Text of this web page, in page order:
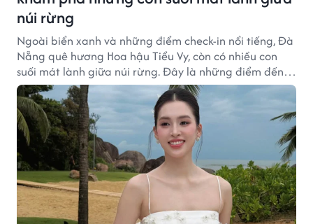
núi rừng
Ngoài biển xanh và những điểm check-in nổi tiếng, Đà
Nẵng quê hương Hoa hậu Tiểu Vy, còn có nhiều con
suối mát lành giữa núi rừng. Đây là những điểm đến
được nhiều người lựa chọn để tránh nóng và tận
hưởng không gian thiên nhiên trong lành.